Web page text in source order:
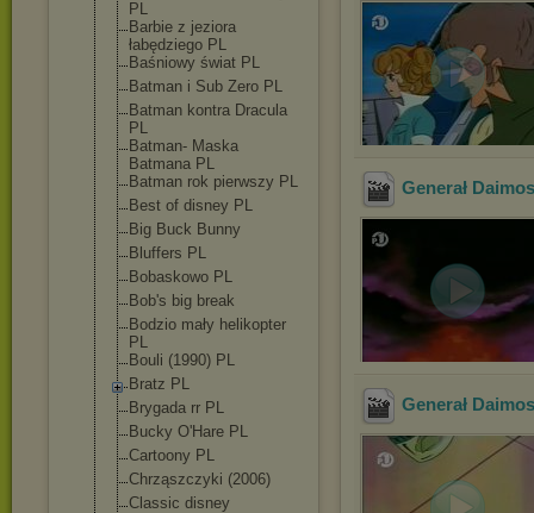
PL
Barbie z jeziora
łabędziego PL
Baśniowy świat PL
Batman i Sub Zero PL
Batman kontra Dracula
PL
Batman- Maska
Batmana PL
Batman rok pierwszy PL
Best of disney PL
Big Buck Bunny
Bluffers PL
Bobaskowo PL
Bob's big break
Bodzio mały helikopter
PL
Bouli (1990) PL
Bratz PL
Brygada rr PL
Bucky O'Hare PL
Cartoony PL
Chrząszczyki (2006)
Classic disney
Generał
Generał